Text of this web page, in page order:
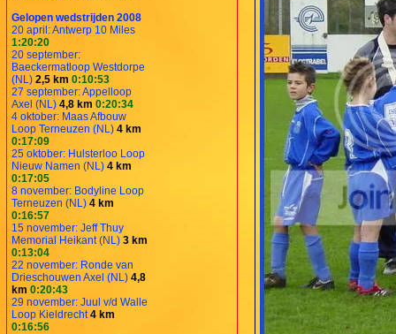
Gelopen wedstrijden 2008
20 april: Antwerp 10 Miles
1:20:20
20 september:
Baeckermatloop Westdorpe
(NL) 2,5 km 0:10:53
27 september: Appelloop
Axel (NL) 4,8 km 0:20:34
4 oktober: Maas Afbouw
Loop Terneuzen (NL) 4 km
0:17:09
25 oktober: Hulsterloo Loop
Nieuw Namen (NL) 4 km
0:17:05
8 november: Bodyline Loop
Terneuzen (NL) 4 km
0:16:57
15 november: Jeff Thuy
Memorial Heikant (NL) 3 km
0:13:04
22 november: Ronde van
Drieschouwen Axel (NL) 4,8
km 0:20:43
29 november: Juul v/d Walle
Loop Kieldrecht4 km
0:16:56